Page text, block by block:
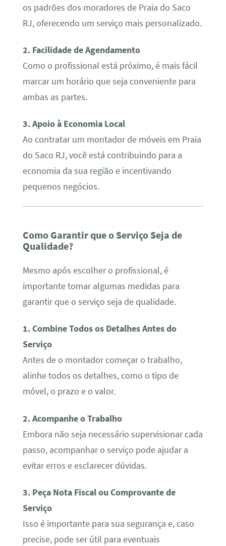
os padrões dos moradores de Praia do Saco
RJ, oferecendo um serviço mais personalizado.
2. Facilidade de Agendamento
Como o profissional está próximo, é mais fácil
marcar um horário que seja conveniente para
ambas as partes.
3. Apoio à Economia Local
Ao contratar um montador de móveis em Praia
do Saco RJ, você está contribuindo para a
economia da sua região e incentivando
pequenos negócios.
Como Garantir que o Serviço Seja de
Qualidade?
Mesmo após escolher o profissional, é
importante tomar algumas medidas para
garantir que o serviço seja de qualidade.
1. Combine Todos os Detalhes Antes do
Serviço
Antes de o montador começar o trabalho,
alinhe todos os detalhes, como o tipo de
móvel, o prazo e o valor.
2. Acompanhe o Trabalho
Embora não seja necessário supervisionar cada
passo, acompanhar o serviço pode ajudar a
evitar erros e esclarecer dúvidas.
3. Peça Nota Fiscal ou Comprovante de
Serviço
Isso é importante para sua segurança e, caso
precise, pode ser útil para eventuais